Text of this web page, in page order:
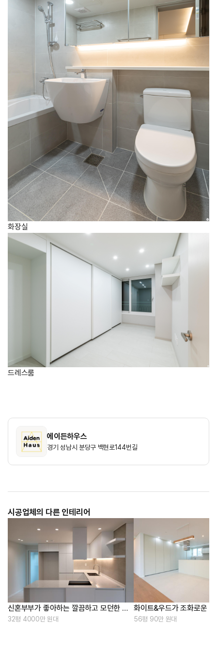
화장실
드레스룸
에이든하우스
경기 성남시 분당구 백현로144번길
시공업체의 다른 인테리어
신혼부부가 좋아하는 깔끔하고 모던한 인테리어
32평 4000만 원대 56평 90만 원대